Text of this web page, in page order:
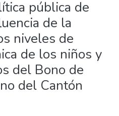
pública de
de la
niveles de
de los niños y
del Bono de
del Cantón